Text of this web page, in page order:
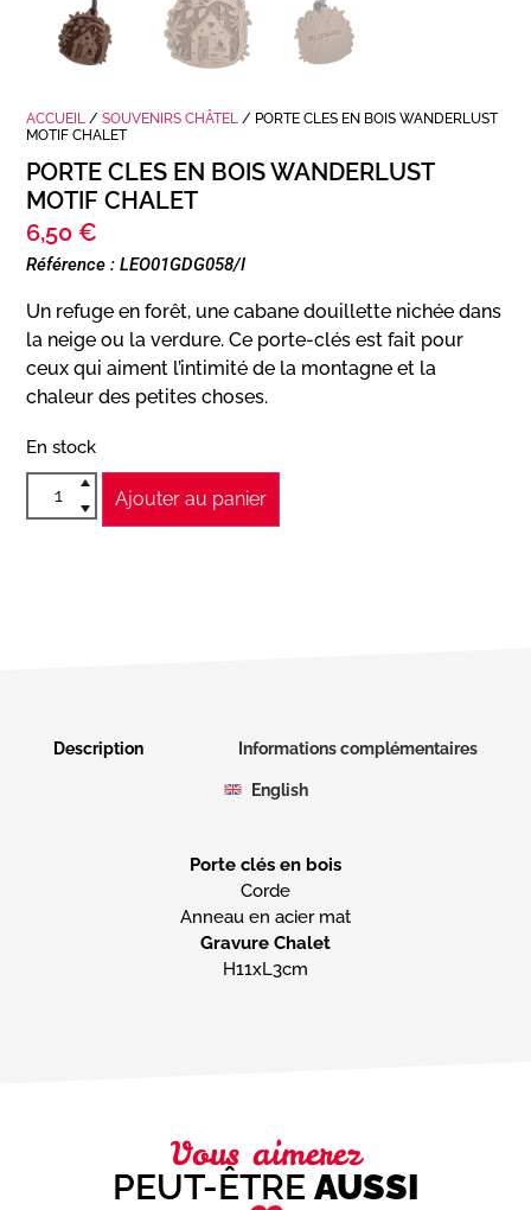
ACCUEIL /SOUVENIRS CHÂTEL / PORTE CLES EN BOIS WANDERLUST
MOTIF CHALET
PORTE CLES EN BOIS WANDERLUST
MOTIF CHALET
6,50 €
Référence : LEO01GDG058/I
Un refuge en forêt, une cabane douillette nichée dans
la neige ou la verdure. Ce porte-clés est fait pour
ceux qui aiment l’intimité de la montagne et la
chaleur des petites choses.
En stock
Ajouter au panier
Description Informations complémentaires
English
Porte clés en bois
Corde
Gravure Chalet
H11xL3cm
Vous aimerez
PEUT-ÊTRE AUSSI